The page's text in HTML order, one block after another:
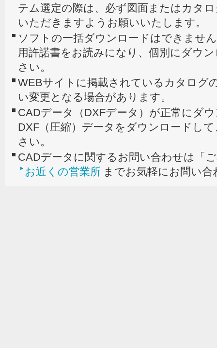
テム選定の際は、必ず図面またはカタ
いただきますようお願いいたします。
ソフトの一括ダウンロードはできませ
用許諾書をお読みになり、個別にダウ
さい。
WEBサイトに掲載されているカタログ
い変更となる場合があります。
CADデータ（DXFデータ）が正常にダ
DXF（圧縮）データをダウンロードし
さい。
CADデータに関するお問い合わせは「
お近くの営業所 までお気軽にお問い